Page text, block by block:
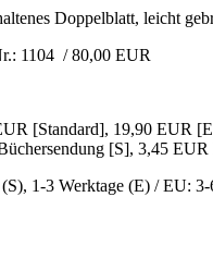
Doppelblatt, leicht
1104 / 80,00 EUR
[Standard], 19,90 EUR
[S], 3,45
1-3 Werktage (E) / EU: